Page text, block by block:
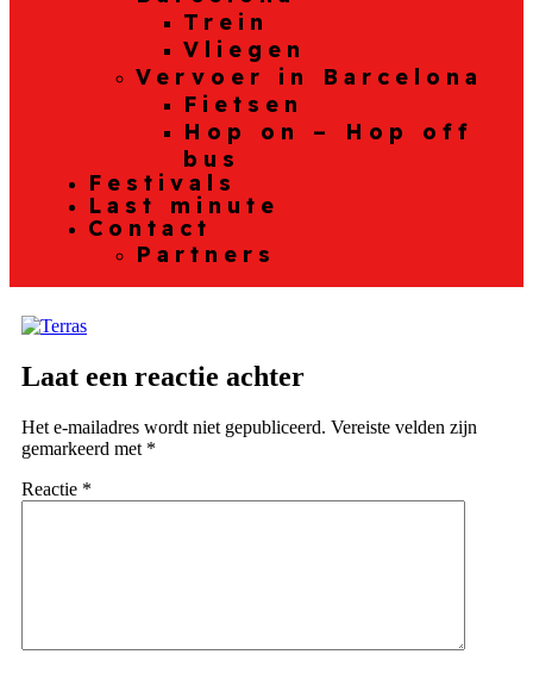
Trein
Vliegen
Vervoer in Barcelona
Fietsen
Hop on – Hop off
bus
Festivals
Last minute
Contact
Partners
Laat een reactie achter
Het e-mailadres wordt niet gepubliceerd. Vereiste velden zijn
gemarkeerd met *
Reactie *